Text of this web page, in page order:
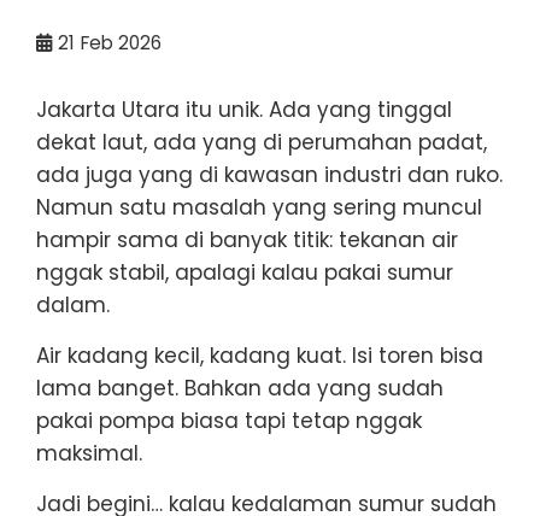
21 Feb 2026
Jakarta Utara itu unik. Ada yang tinggal
dekat laut, ada yang di perumahan padat,
ada juga yang di kawasan industri dan ruko.
Namun satu masalah yang sering muncul
hampir sama di banyak titik: tekanan air
nggak stabil, apalagi kalau pakai sumur
dalam.
Air kadang kecil, kadang kuat. Isi toren bisa
lama banget. Bahkan ada yang sudah
pakai pompa biasa tapi tetap nggak
maksimal.
Jadi begini… kalau kedalaman sumur sudah